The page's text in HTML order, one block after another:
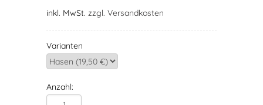
inkl. MwSt. zzgl. Versandkosten
Varianten
Anzahl: